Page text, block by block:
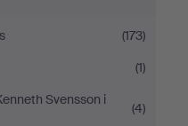
(173)
(1)
Svensson i
(4)